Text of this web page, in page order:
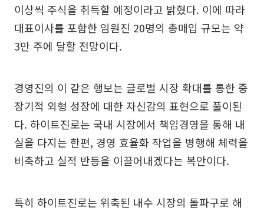
이상씩 주식을 취득할 예정이라고 밝혔다. 이에 따라
대표이사를 포함한 임원진 20명의 총매입 규모는 약
3만 주에 달할 전망이다.
경영진의 이 같은 행보는 글로벌 시장 확대를 통한 중
장기적 외형 성장에 대한 자신감의 표현으로 풀이된
다. 하이트진로는 국내 시장에서 책임경영을 통해 내
실을 다지는 한편, 경영 효율화 작업을 병행해 체력을
비축하고 실적 반등을 이끌어내겠다는 복안이다.
특히 하이트진로는 위축된 내수 시장의 돌파구로 해